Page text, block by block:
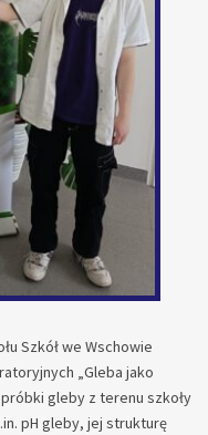
Szkół we Wschowie
„Gleba jako
gleby z terenu szkoły
pH gleby, jej strukturę